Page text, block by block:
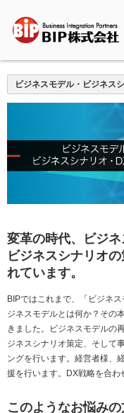
ビジネスモデル・ビジネス
変革の時代、ビジネ
ビジネスシナリオ
れています。
BIPではこれまで、「ビジネ
ジネスモデルとは何か？その
きました。ビジネスモデルの
ジネスシナリオ策定、そして
ングを行います。経営者様、
援を行います。DX戦略を合わ
このようなお悩み